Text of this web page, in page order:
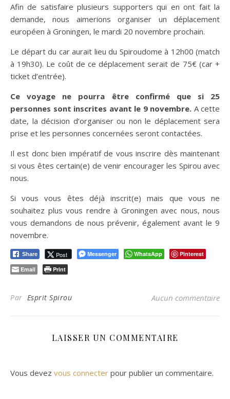
Afin de satisfaire plusieurs supporters qui en ont fait la
demande, nous aimerions organiser un déplacement
européen à Groningen, le mardi 20 novembre prochain.
Le départ du car aurait lieu du Spiroudome à 12h00 (match
à 19h30). Le coût de ce déplacement serait de 75€ (car +
ticket d’entrée).
Ce voyage ne pourra être confirmé que si 25
personnes sont inscrites avant le 9 novembre. A cette
date, la décision d’organiser ou non le déplacement sera
prise et les personnes concernées seront contactées.
Il est donc bien impératif de vous inscrire dès maintenant
si vous êtes certain(e) de venir encourager les Spirou avec
nous.
Si vous vous êtes déjà inscrit(e) mais que vous ne
souhaitez plus vous rendre à Groningen avec nous, nous
vous demandons de nous prévenir, également avant le 9
novembre.
Share Post Messenger WhatsApp
Pinterest
Email
Print
Par Esprit Spirou Aucun commentaire
LAISSER UN COMMENTAIRE
Vous devez vous connecter pour publier un commentaire.